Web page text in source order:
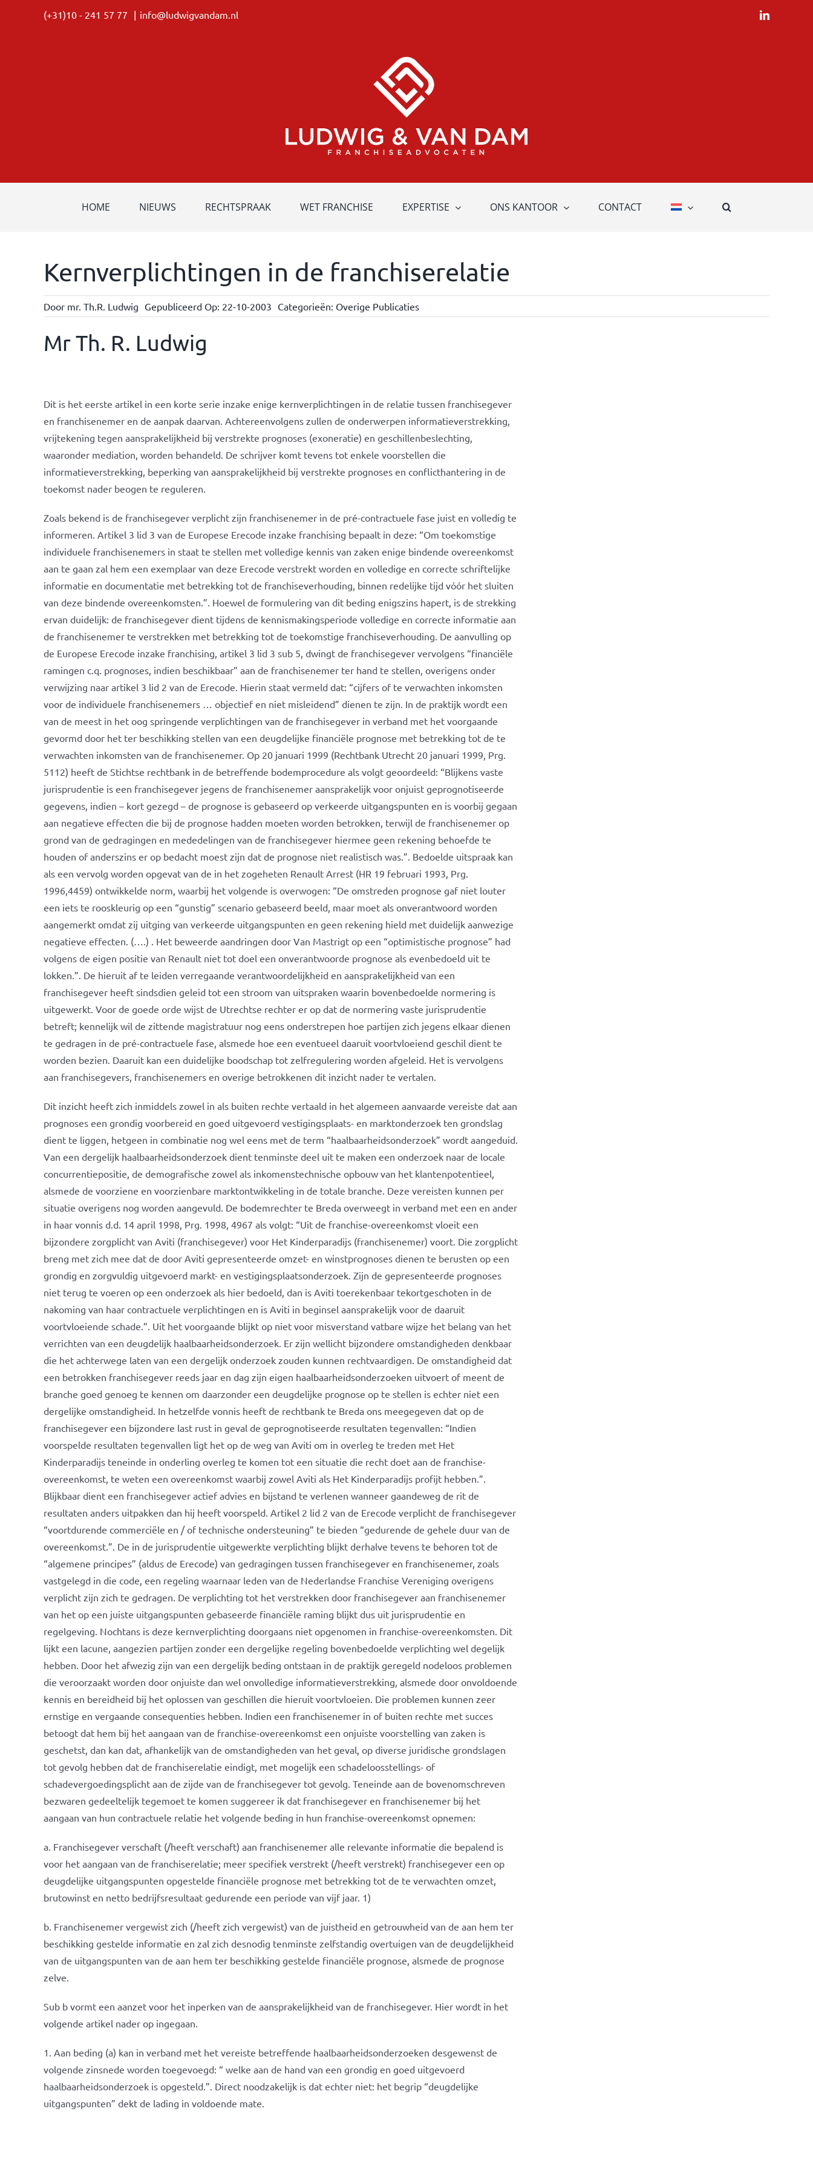
(+31)10 - 241 57 77 | info@ludwigvandam.nl LinkedIn
HOME NIEUWS RECHTSPRAAK WET FRANCHISE EXPERTISE ONS KANTOOR CONTACT
Kernverplichtingen in de franchiserelatie
Door mr. Th.R. Ludwig Gepubliceerd Op: 22-10-2003 Categorieën: Overige Publicaties
Mr Th. R. Ludwig
Dit is het eerste artikel in een korte serie inzake enige kernverplichtingen in de relatie tussen franchisegever
en franchisenemer en de aanpak daarvan. Achtereenvolgens zullen de onderwerpen informatieverstrekking,
vrijtekening tegen aansprakelijkheid bij verstrekte prognoses (exoneratie) en geschillenbeslechting,
waaronder mediation, worden behandeld. De schrijver komt tevens tot enkele voorstellen die
informatieverstrekking, beperking van aansprakelijkheid bij verstrekte prognoses en conflicthantering in de
toekomst nader beogen te reguleren.
Zoals bekend is de franchisegever verplicht zijn franchisenemer in de pré-contractuele fase juist en volledig te
informeren. Artikel 3 lid 3 van de Europese Erecode inzake franchising bepaalt in deze: “Om toekomstige
individuele franchisenemers in staat te stellen met volledige kennis van zaken enige bindende overeenkomst
aan te gaan zal hem een exemplaar van deze Erecode verstrekt worden en volledige en correcte schriftelijke
informatie en documentatie met betrekking tot de franchiseverhouding, binnen redelijke tijd vóór het sluiten
van deze bindende overeenkomsten.”. Hoewel de formulering van dit beding enigszins hapert, is de strekking
ervan duidelijk: de franchisegever dient tijdens de kennismakingsperiode volledige en correcte informatie aan
de franchisenemer te verstrekken met betrekking tot de toekomstige franchiseverhouding. De aanvulling op
de Europese Erecode inzake franchising, artikel 3 lid 3 sub 5, dwingt de franchisegever vervolgens “financiële
ramingen c.q. prognoses, indien beschikbaar” aan de franchisenemer ter hand te stellen, overigens onder
verwijzing naar artikel 3 lid 2 van de Erecode. Hierin staat vermeld dat: “cijfers of te verwachten inkomsten
voor de individuele franchisenemers … objectief en niet misleidend” dienen te zijn. In de praktijk wordt een
van de meest in het oog springende verplichtingen van de franchisegever in verband met het voorgaande
gevormd door het ter beschikking stellen van een deugdelijke financiële prognose met betrekking tot de te
verwachten inkomsten van de franchisenemer. Op 20 januari 1999 (Rechtbank Utrecht 20 januari 1999, Prg.
5112) heeft de Stichtse rechtbank in de betreffende bodemprocedure als volgt geoordeeld: “Blijkens vaste
jurisprudentie is een franchisegever jegens de franchisenemer aansprakelijk voor onjuist geprognotiseerde
gegevens, indien – kort gezegd – de prognose is gebaseerd op verkeerde uitgangspunten en is voorbij gegaan
aan negatieve effecten die bij de prognose hadden moeten worden betrokken, terwijl de franchisenemer op
grond van de gedragingen en mededelingen van de franchisegever hiermee geen rekening behoefde te
houden of anderszins er op bedacht moest zijn dat de prognose niet realistisch was.”. Bedoelde uitspraak kan
als een vervolg worden opgevat van de in het zogeheten Renault Arrest (HR 19 februari 1993, Prg.
1996,4459) ontwikkelde norm, waarbij het volgende is overwogen: “De omstreden prognose gaf niet louter
een iets te rooskleurig op een “gunstig” scenario gebaseerd beeld, maar moet als onverantwoord worden
aangemerkt omdat zij uitging van verkeerde uitgangspunten en geen rekening hield met duidelijk aanwezige
negatieve effecten. (….) . Het beweerde aandringen door Van Mastrigt op een “optimistische prognose” had
volgens de eigen positie van Renault niet tot doel een onverantwoorde prognose als evenbedoeld uit te
lokken.”. De hieruit af te leiden verregaande verantwoordelijkheid en aansprakelijkheid van een
franchisegever heeft sindsdien geleid tot een stroom van uitspraken waarin bovenbedoelde normering is
uitgewerkt. Voor de goede orde wijst de Utrechtse rechter er op dat de normering vaste jurisprudentie
betreft; kennelijk wil de zittende magistratuur nog eens onderstrepen hoe partijen zich jegens elkaar dienen
te gedragen in de pré-contractuele fase, alsmede hoe een eventueel daaruit voortvloeiend geschil dient te
worden bezien. Daaruit kan een duidelijke boodschap tot zelfregulering worden afgeleid. Het is vervolgens
aan franchisegevers, franchisenemers en overige betrokkenen dit inzicht nader te vertalen.
Dit inzicht heeft zich inmiddels zowel in als buiten rechte vertaald in het algemeen aanvaarde vereiste dat aan
prognoses een grondig voorbereid en goed uitgevoerd vestigingsplaats- en marktonderzoek ten grondslag
dient te liggen, hetgeen in combinatie nog wel eens met de term “haalbaarheidsonderzoek” wordt aangeduid.
Van een dergelijk haalbaarheidsonderzoek dient tenminste deel uit te maken een onderzoek naar de locale
concurrentiepositie, de demografische zowel als inkomenstechnische opbouw van het klantenpotentieel,
alsmede de voorziene en voorzienbare marktontwikkeling in de totale branche. Deze vereisten kunnen per
situatie overigens nog worden aangevuld. De bodemrechter te Breda overweegt in verband met een en ander
in haar vonnis d.d. 14 april 1998, Prg. 1998, 4967 als volgt: “Uit de franchise-overeenkomst vloeit een
bijzondere zorgplicht van Aviti (franchisegever) voor Het Kinderparadijs (franchisenemer) voort. Die zorgplicht
breng met zich mee dat de door Aviti gepresenteerde omzet- en winstprognoses dienen te berusten op een
grondig en zorgvuldig uitgevoerd markt- en vestigingsplaatsonderzoek. Zijn de gepresenteerde prognoses
niet terug te voeren op een onderzoek als hier bedoeld, dan is Aviti toerekenbaar tekortgeschoten in de
nakoming van haar contractuele verplichtingen en is Aviti in beginsel aansprakelijk voor de daaruit
voortvloeiende schade.”. Uit het voorgaande blijkt op niet voor misverstand vatbare wijze het belang van het
verrichten van een deugdelijk haalbaarheidsonderzoek. Er zijn wellicht bijzondere omstandigheden denkbaar
die het achterwege laten van een dergelijk onderzoek zouden kunnen rechtvaardigen. De omstandigheid dat
een betrokken franchisegever reeds jaar en dag zijn eigen haalbaarheidsonderzoeken uitvoert of meent de
branche goed genoeg te kennen om daarzonder een deugdelijke prognose op te stellen is echter niet een
dergelijke omstandigheid. In hetzelfde vonnis heeft de rechtbank te Breda ons meegegeven dat op de
franchisegever een bijzondere last rust in geval de geprognotiseerde resultaten tegenvallen: “Indien
voorspelde resultaten tegenvallen ligt het op de weg van Aviti om in overleg te treden met Het
Kinderparadijs teneinde in onderling overleg te komen tot een situatie die recht doet aan de franchise-
overeenkomst, te weten een overeenkomst waarbij zowel Aviti als Het Kinderparadijs profijt hebben.”.
Blijkbaar dient een franchisegever actief advies en bijstand te verlenen wanneer gaandeweg de rit de
resultaten anders uitpakken dan hij heeft voorspeld. Artikel 2 lid 2 van de Erecode verplicht de franchisegever
“voortdurende commerciële en / of technische ondersteuning” te bieden “gedurende de gehele duur van de
overeenkomst.”. De in de jurisprudentie uitgewerkte verplichting blijkt derhalve tevens te behoren tot de
“algemene principes” (aldus de Erecode) van gedragingen tussen franchisegever en franchisenemer, zoals
vastgelegd in die code, een regeling waarnaar leden van de Nederlandse Franchise Vereniging overigens
verplicht zijn zich te gedragen. De verplichting tot het verstrekken door franchisegever aan franchisenemer
van het op een juiste uitgangspunten gebaseerde financiële raming blijkt dus uit jurisprudentie en
regelgeving. Nochtans is deze kernverplichting doorgaans niet opgenomen in franchise-overeenkomsten. Dit
lijkt een lacune, aangezien partijen zonder een dergelijke regeling bovenbedoelde verplichting wel degelijk
hebben. Door het afwezig zijn van een dergelijk beding ontstaan in de praktijk geregeld nodeloos problemen
die veroorzaakt worden door onjuiste dan wel onvolledige informatieverstrekking, alsmede door onvoldoende
kennis en bereidheid bij het oplossen van geschillen die hieruit voortvloeien. Die problemen kunnen zeer
ernstige en vergaande consequenties hebben. Indien een franchisenemer in of buiten rechte met succes
betoogt dat hem bij het aangaan van de franchise-overeenkomst een onjuiste voorstelling van zaken is
geschetst, dan kan dat, afhankelijk van de omstandigheden van het geval, op diverse juridische grondslagen
tot gevolg hebben dat de franchiserelatie eindigt, met mogelijk een schadeloosstellings- of
schadevergoedingsplicht aan de zijde van de franchisegever tot gevolg. Teneinde aan de bovenomschreven
bezwaren gedeeltelijk tegemoet te komen suggereer ik dat franchisegever en franchisenemer bij het
aangaan van hun contractuele relatie het volgende beding in hun franchise-overeenkomst opnemen:
a. Franchisegever verschaft (/heeft verschaft) aan franchisenemer alle relevante informatie die bepalend is
voor het aangaan van de franchiserelatie; meer specifiek verstrekt (/heeft verstrekt) franchisegever een op
deugdelijke uitgangspunten opgestelde financiële prognose met betrekking tot de te verwachten omzet,
brutowinst en netto bedrijfsresultaat gedurende een periode van vijf jaar. 1)
b. Franchisenemer vergewist zich (/heeft zich vergewist) van de juistheid en getrouwheid van de aan hem ter
beschikking gestelde informatie en zal zich desnodig tenminste zelfstandig overtuigen van de deugdelijkheid
van de uitgangspunten van de aan hem ter beschikking gestelde financiële prognose, alsmede de prognose
zelve.
Sub b vormt een aanzet voor het inperken van de aansprakelijkheid van de franchisegever. Hier wordt in het
volgende artikel nader op ingegaan.
1. Aan beding (a) kan in verband met het vereiste betreffende haalbaarheidsonderzoeken desgewenst de
volgende zinsnede worden toegevoegd: “ welke aan de hand van een grondig en goed uitgevoerd
haalbaarheidsonderzoek is opgesteld.”. Direct noodzakelijk is dat echter niet: het begrip “deugdelijke
uitgangspunten” dekt de lading in voldoende mate.